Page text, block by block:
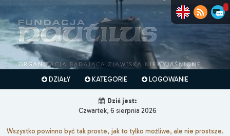
DZIAŁY KATEGORIE LOGOWANIE
Dziś jest:
Czwartek, 6 sierpnia 2026
Wszystko powinno być tak proste, jak to tylko możliwe, ale nie prostsze.